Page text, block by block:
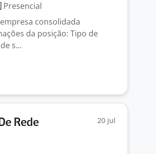
Presencial
consolidada
da posição: Tipo de
s...
Rede 20 jul